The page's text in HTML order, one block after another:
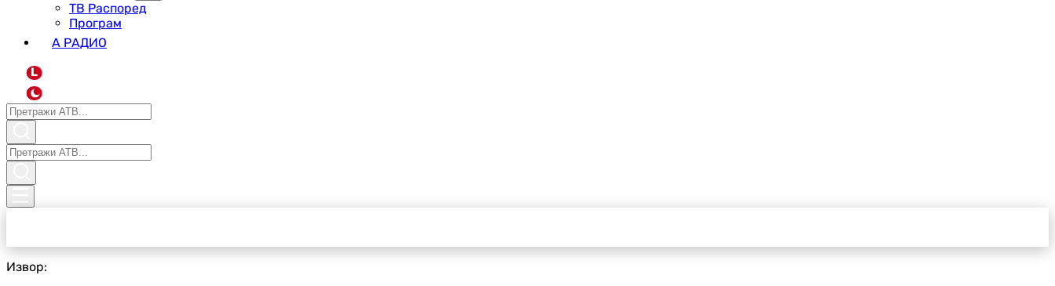
ТВ Распоред
Програм
А РАДИО
L
Извор: